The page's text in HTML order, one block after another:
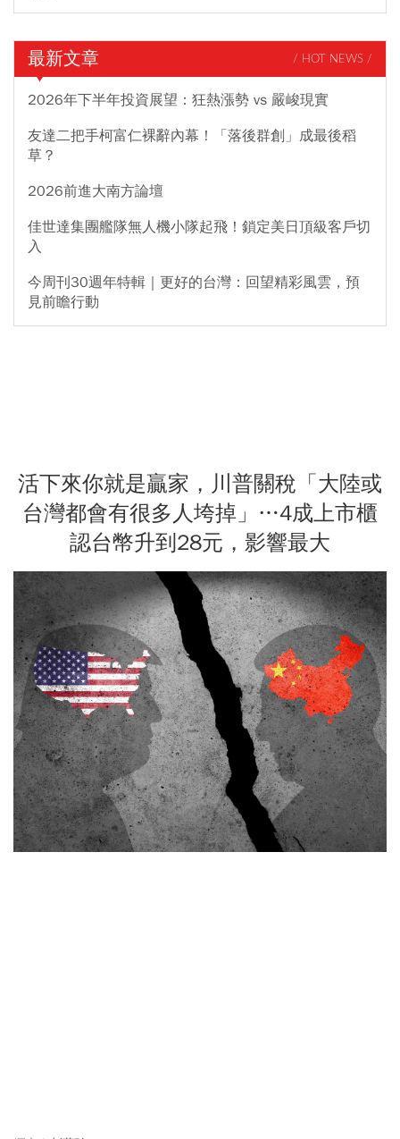
最新文章 / HOT NEWS /
2026年下半年投資展望：狂熱漲勢 vs 嚴峻現實
友達二把手柯富仁裸辭內幕！「落後群創」成最後稻
草？
2026前進大南方論壇
佳世達集團艦隊無人機小隊起飛！鎖定美日頂級客戶切
入
今周刊30週年特輯｜更好的台灣：回望精彩風雲，預
見前瞻行動
活下來你就是贏家，川普關稅「大陸或
台灣都會有很多人垮掉」…4成上市櫃
認台幣升到28元，影響最大